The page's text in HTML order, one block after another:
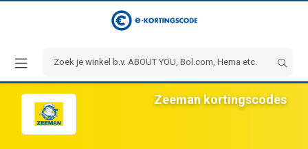
Zeeman kortingscodes